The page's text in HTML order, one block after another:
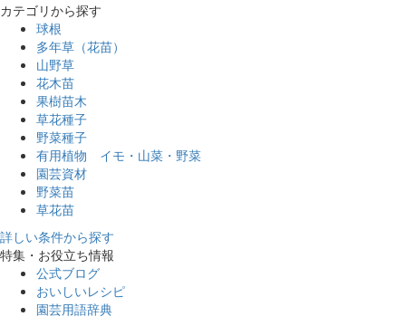
カテゴリから探す
球根
多年草（花苗）
山野草
花木苗
果樹苗木
草花種子
野菜種子
有用植物 イモ・山菜・野菜
園芸資材
野菜苗
草花苗
詳しい条件から探す
特集・お役立ち情報
公式ブログ
おいしいレシピ
園芸用語辞典